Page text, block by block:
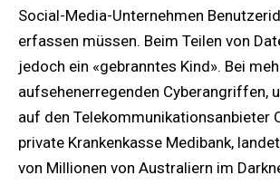
Social-Media-Unternehmen
erfassen müssen. Beim Teilen von
jedoch ein «gebranntes Kind». Bei
aufsehenerregenden Cyberangriffen,
auf den Telekommunikationsanbieter
private Krankenkasse Medibank,
von Millionen von Australiern im